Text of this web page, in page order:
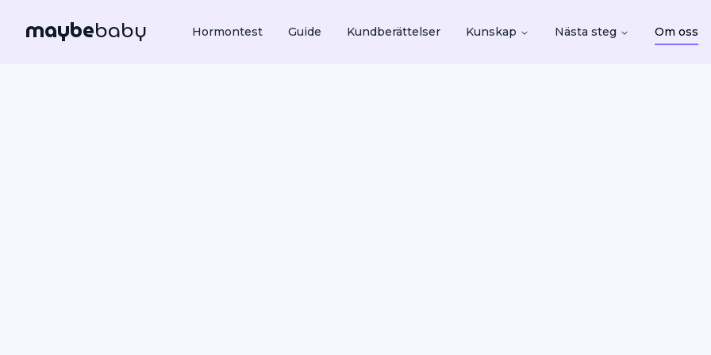
maybebaby Hormontest Guide Kundberättelser Kunskap Nästa steg Om oss